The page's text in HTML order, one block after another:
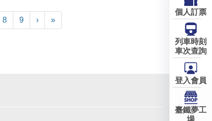
8 9 › »
個人訂票
列車時刻
車次查詢
登入會員
臺鐵夢工
場